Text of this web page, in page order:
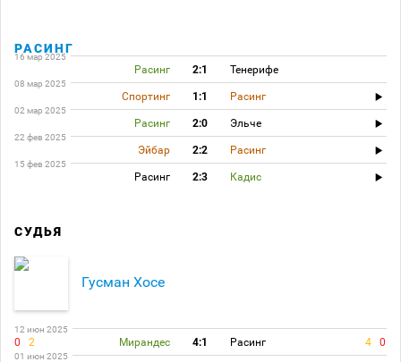
РАСИНГ
16 мар 2025
Расинг 2:1 Тенерифе
08 мар 2025
Спортинг 1:1 Расинг
02 мар 2025
Расинг 2:0 Эльче
22 фев 2025
Эйбар 2:2 Расинг
15 фев 2025
Расинг 2:3 Кадис
СУДЬЯ
Гусман Хосе
12 июн 2025
0 2 Мирандес 4:1 Расинг 4 0
01 июн 2025